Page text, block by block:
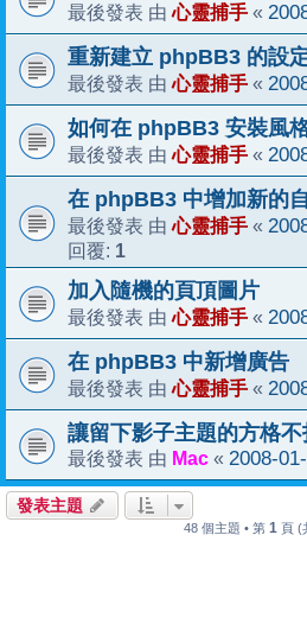
最後發表 由心靈捕手 «
重新建立 phpBB3 的設
最後發表 由心靈捕手 «
如何在 phpBB3 安裝風
最後發表 由心靈捕手 «
在 phpBB3 中增加新的
最後發表 由心靈捕手 «
回覆: 1
加入隨機的頁頂圖片
最後發表 由心靈捕手 «
在 phpBB3 中新增廣告
最後發表 由心靈捕手 «
讓留下影子主題的方格不
最後發表 由 Mac « 2008-
發表主題
48 個主題 • 第 1 頁 (